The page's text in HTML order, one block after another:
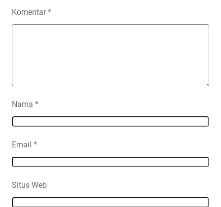
Komentar*
Nama *
Email *
Situs Web